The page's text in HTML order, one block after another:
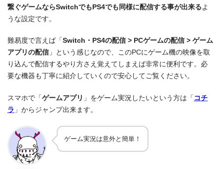
繋ぐゲームならSwitchでもPS4でも同様に配信する事が出来る よ
うな設定です。
難易度で言えば「 Switch・PS4の配信 > PCゲームの配信 > ゲーム
アプリの配信 」という感じなので、このPCにゲーム機の映像を取
り込んで配信するやり方さえ覚えてしまえば非常に便利です。必
要な機器も丁寧に紹介していくので安心してご覧ください。
スマホで「ゲームアプリ 」をゲーム実況したいという方は「 コチ
ラ 」からジャンプ出来ます。
ゲーム実況は意外と簡単！